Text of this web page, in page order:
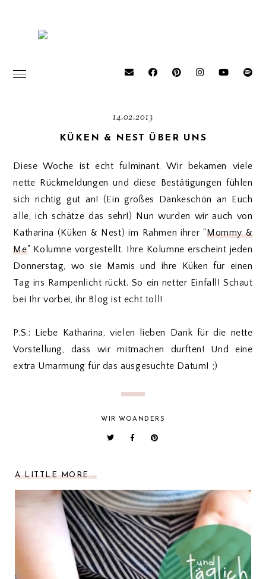
14.02.2013
KÜKEN & NEST ÜBER UNS
Diese Woche ist echt fulminant. Wir bekamen viele
nette Rückmeldungen und diese Bestätigungen fühlen
sich richtig gut an! (Ein großes Dankeschön an Euch
alle, ich schätze das sehr!) Nun wurden wir auch von
Katharina (Küken & Nest) im Rahmen ihrer "Mommy &
Me" Kolumne vorgestellt. Ihre Kolumne erscheint jeden
Donnerstag, wo sie Mamis und ihre Küken für einen
Tag ins Rampenlicht rückt. So ein netter Einfall! Schaut
bei Ihr vorbei, ihr Blog ist echt toll!
P.S.: Liebe Katharina, vielen lieben Dank für die nette
Vorstellung, dass wir mitmachen durften! Und eine
extra Umarmung für das ausgesuchte Datum! ;)
WIR WOANDERS
A LITTLE MORE...